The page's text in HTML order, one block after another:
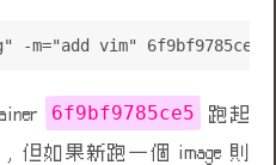
-m="add vim" 6f9bf9785ce5
6f9bf9785ce5
跑起
但如果新跑一個 image 則